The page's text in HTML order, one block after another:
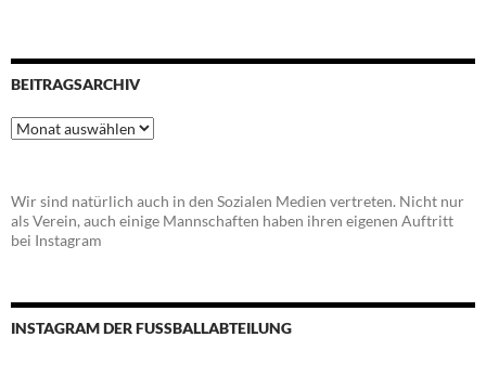
BEITRAGSARCHIV
Beitragsarchiv
Wir sind natürlich auch in den Sozialen Medien vertreten. Nicht nur
als Verein, auch einige Mannschaften haben ihren eigenen Auftritt
bei Instagram
INSTAGRAM DER FUSSBALLABTEILUNG